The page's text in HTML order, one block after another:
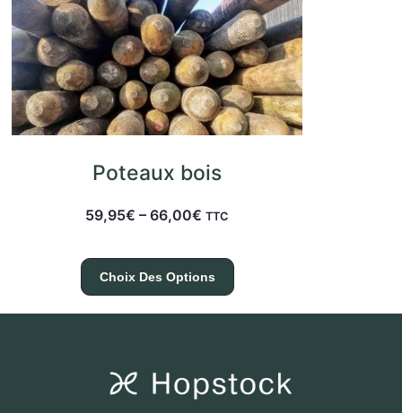
Poteaux bois
59,95€ – 66,00€ TTC
Choix Des Options